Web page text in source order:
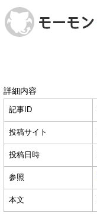
詳細内容
記事ID
投稿サイト
投稿日時
参照
本文